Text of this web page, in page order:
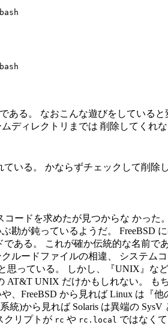
ある。 なおこんな遊びをしている
ディレクトリまでは 削除してくれ
いる。 かならずチェックして削除
ードを求めたが見つからな かっ
勘が鈍っているようだ。 FreeBSD
である。 これが確か伝統的な名前
ルードファイルの相違、 システ
思っている。 しかし、『UNIX』
AT&T UNIX だけかもしれない。
、FreeBSD から見れば Linux は『
)から見れば Solaris は異端の
クリプトが rc や rc.local ではなくて